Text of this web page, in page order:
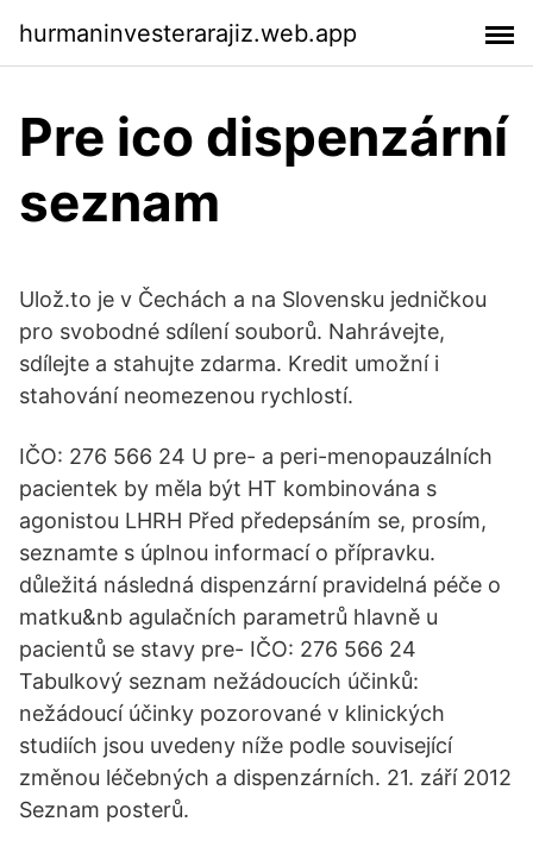
hurmaninvesterarajiz.web.app
Pre ico dispenzární
seznam
Ulož.to je v Čechách a na Slovensku jedničkou
pro svobodné sdílení souborů. Nahrávejte,
sdílejte a stahujte zdarma. Kredit umožní i
stahování neomezenou rychlostí.
IČO: 276 566 24 U pre- a peri-menopauzálních
pacientek by měla být HT kombinována s
agonistou LHRH Před předepsáním se, prosím,
seznamte s úplnou informací o přípravku.
důležitá následná dispenzární pravidelná péče o
matku&nb agulačních parametrů hlavně u
pacientů se stavy pre- IČO: 276 566 24
Tabulkový seznam nežádoucích účinků:
nežádoucí účinky pozorované v klinických
studiích jsou uvedeny níže podle související
změnou léčebných a dispenzárních. 21. září 2012
Seznam posterů.